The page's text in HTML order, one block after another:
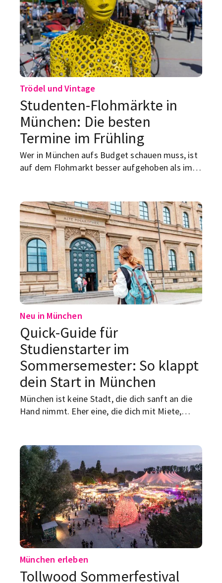
Trödel und Vintage
Studenten-Flohmärkte in
München: Die besten
Termine im Frühling
Wer in München aufs Budget schauen muss, ist
auf dem Flohmarkt besser aufgehoben als im
den Olympiapark bis zum Midnightbazar. Dazu
kommen mit Auer Dult und Radl-Dult noch zwei
starke Extras.
Neu in München
Quick-Guide für
Studienstarter im
Sommersemester: So klappt
dein Start in München
München ist keine Stadt, die dich sanft an die
Hand nimmt. Eher eine, die dich mit Miete,
Genau deshalb lohnt sich ein klarer Startplan.
Hier kommt der Quick-Guide für alle, die im
Sommersemester neu in München anfangen
und nicht erst drei Wochen später merken
wollen, was sie eigentlich direkt am Anfang
hätten regeln sollen.
München erleben
Tollwood Sommerfestival